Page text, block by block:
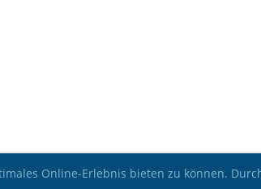
Online-Erlebnis bieten zu können.